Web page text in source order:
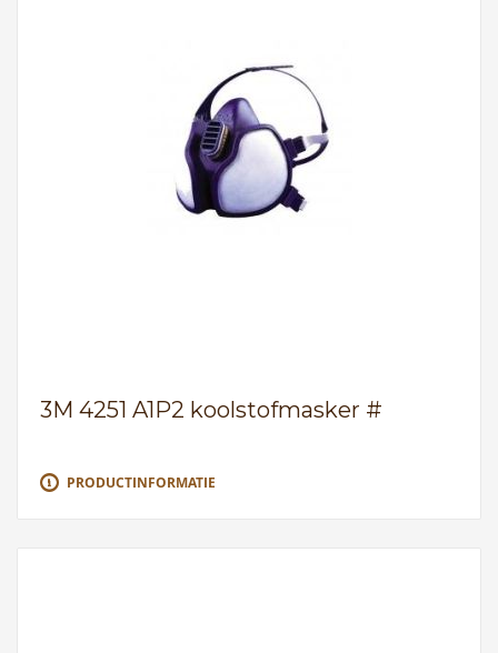
3M 4251 A1P2 koolstofmasker #
PRODUCTINFORMATIE